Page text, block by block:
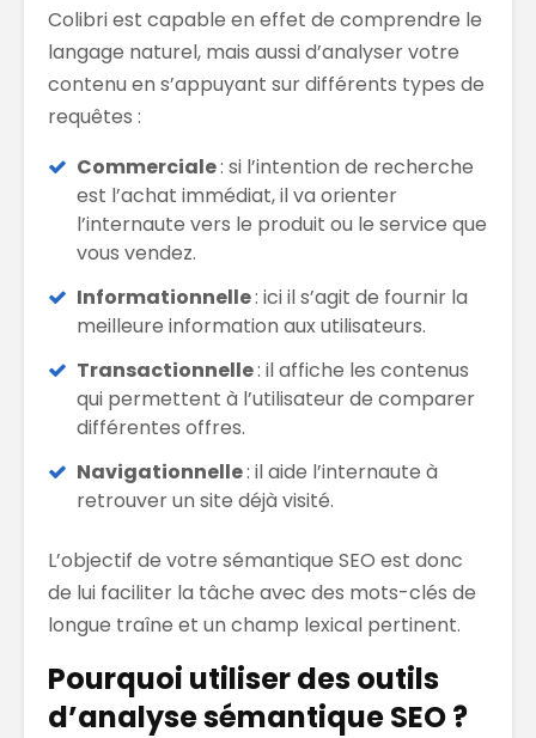
Colibri est capable en effet de comprendre le
langage naturel, mais aussi d’analyser votre
contenu en s’appuyant sur différents types de
requêtes :
Commerciale: si l’intention de recherche
est l’achat immédiat, il va orienter
l’internaute vers le produit ou le service que
vous vendez.
Informationnelle: ici il s’agit de fournir la
meilleure information aux utilisateurs.
Transactionnelle: il affiche les contenus
qui permettent à l’utilisateur de comparer
différentes offres.
Navigationnelle: il aide l’internaute à
retrouver un site déjà visité.
L’objectif de votre sémantique SEO est donc
de lui faciliter la tâche avec des mots-clés de
longue traîne et un champ lexical pertinent.
Pourquoi utiliser des outils
d’analyse sémantique SEO ?